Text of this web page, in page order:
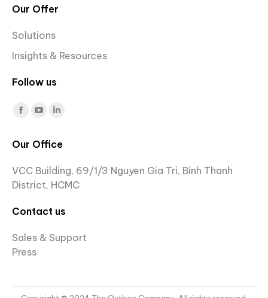
Our Offer
Solutions
Insights & Resources
Follow us
Find us on:
Facebook
opens
new
YouTube
opens
new
Linkedin
opens
in
new
Our Office
VCC Building, 69/1/3 Nguyen Gia Tri, Binh Thanh
District, HCMC
Contact us
Sales & Support
Press